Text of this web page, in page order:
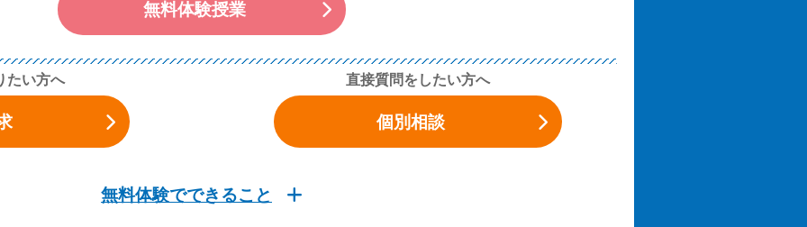
無料体験授業
たい方へ 直接質問をしたい方へ
個別相談
無料体験でできること